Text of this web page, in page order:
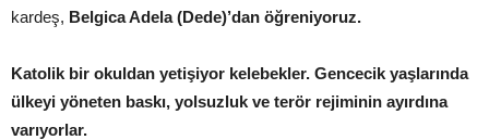
kardeş, Belgica Adela (Dede)’dan öğreniyoruz.
Katolik bir okuldan yetişiyor kelebekler. Gencecik yaşlarında
ülkeyi yöneten baskı, yolsuzluk ve terör rejiminin ayırdına
varıyorlar.